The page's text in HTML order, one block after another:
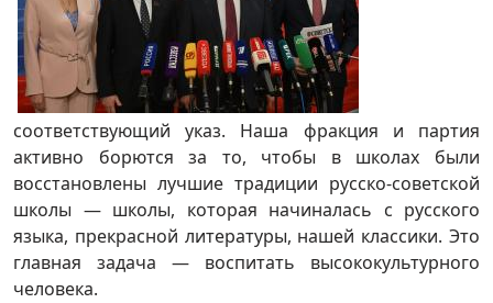
соответствующий указ. Наша фракция и партия
активно борются за то, чтобы в школах были
восстановлены лучшие традиции русско-советской
школы — школы, которая начиналась с русского
языка, прекрасной литературы, нашей классики. Это
главная задача — воспитать высококультурного
человека.